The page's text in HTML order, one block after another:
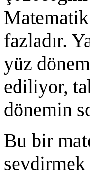
fazladır.
yüz
ediliyor,
dönemin
Bu bir